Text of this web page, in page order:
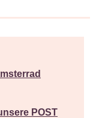
POST